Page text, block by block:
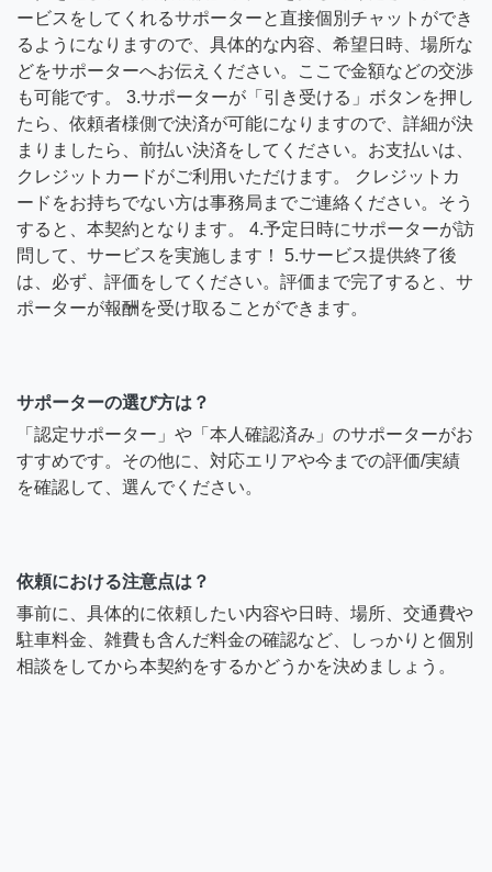
ービスをしてくれるサポーターと直接個別チャットができ
るようになりますので、具体的な内容、希望日時、場所な
どをサポーターへお伝えください。ここで金額などの交渉
も可能です。 3.サポーターが「引き受ける」ボタンを押し
たら、依頼者様側で決済が可能になりますので、詳細が決
まりましたら、前払い決済をしてください。お支払いは、
クレジットカードがご利用いただけます。 クレジットカ
ードをお持ちでない方は事務局までご連絡ください。そう
すると、本契約となります。 4.予定日時にサポーターが訪
問して、サービスを実施します！ 5.サービス提供終了後
は、必ず、評価をしてください。評価まで完了すると、サ
ポーターが報酬を受け取ることができます。
サポーターの選び方は？
「認定サポーター」や「本人確認済み」のサポーターがお
すすめです。その他に、対応エリアや今までの評価/実績
を確認して、選んでください。
依頼における注意点は？
事前に、具体的に依頼したい内容や日時、場所、交通費や
駐車料金、雑費も含んだ料金の確認など、しっかりと個別
相談をしてから本契約をするかどうかを決めましょう。